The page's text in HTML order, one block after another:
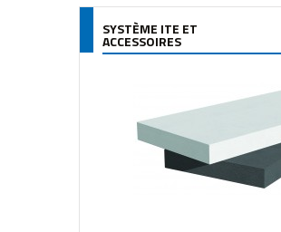
SYSTÈME ITE ET
ACCESSOIRES